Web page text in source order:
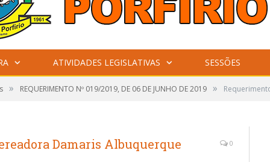
ATIVIDADES LEGISLATIVAS SESSÕES
» REQUERIMENTO Nº 019/2019, DE 06 DE JUNHO DE 2019 »
Damaris Albuquerque 0